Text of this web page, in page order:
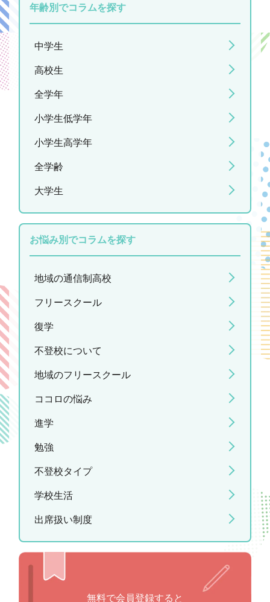
年齢別でコラムを探す
中学生
高校生
全学年
小学生低学年
小学生高学年
全学齢
大学生
お悩み別でコラムを探す
地域の通信制高校
フリースクール
復学
不登校について
地域のフリースクール
ココロの悩み
進学
勉強
不登校タイプ
学校生活
出席扱い制度
無料で会員登録すると